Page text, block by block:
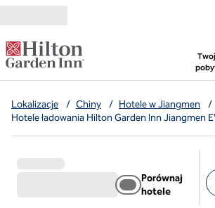
Lokalizacje / Chiny / Hotele w Jiangmen
/
Hotele ładowania Hilton Garden Inn Jiangmen
Porównaj
hotele